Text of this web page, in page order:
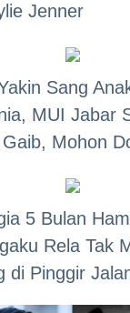
Jenner
Sang
MUI Jabar
Mohon
5 Bulan
Rela Tak
di Pinggir